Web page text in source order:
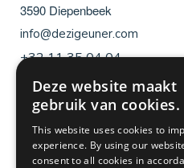
3590 Diepenbeek
info@dezigeuner.com
+32 11 35 04 04
Menu
voet
links
Brochures
Cadeaubon
Jobs
Deze website maakt
gebruik van cookies.
This website uses cookies to
experience. By using our
consent to all cookies in